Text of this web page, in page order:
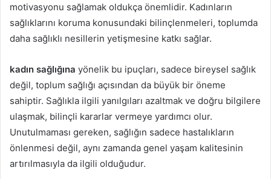
motivasyonu sağlamak oldukça önemlidir. Kadınların
sağlıklarını koruma konusundaki bilinçlenmeleri, toplumda
daha sağlıklı nesillerin yetişmesine katkı sağlar.
kadın sağlığına yönelik bu ipuçları, sadece bireysel sağlık
değil, toplum sağlığı açısından da büyük bir öneme
sahiptir. Sağlıkla ilgili yanılgıları azaltmak ve doğru bilgilere
ulaşmak, bilinçli kararlar vermeye yardımcı olur.
Unutulmaması gereken, sağlığın sadece hastalıkların
önlenmesi değil, aynı zamanda genel yaşam kalitesinin
artırılmasıyla da ilgili olduğudur.